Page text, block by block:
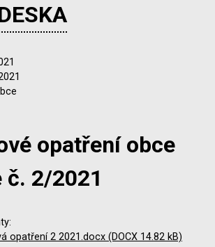
opatření obce
č. 2/2021
opatření 2 2021.docx (DOCX 14.82 kB)